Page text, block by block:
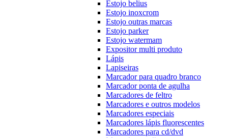
Estojo belius
Estojo inoxcrom
Estojo outras marcas
Estojo parker
Estojo watermam
Expositor multi produto
Lápis
Lapiseiras
Marcador para quadro branco
Marcador ponta de agulha
Marcadores de feltro
Marcadores e outros modelos
Marcadores especiais
Marcadores lápis fluorescentes
Marcadores para cd/dvd